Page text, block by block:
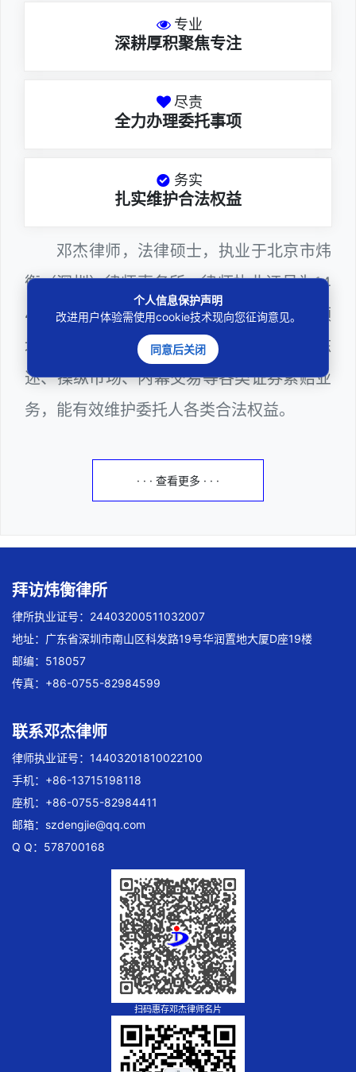
专业
深耕厚积聚焦专注
尽责
全力办理委托事项
务实
扎实维护合法权益
邓杰律师，法律硕士，执业于北京市炜
衡（深圳）律师事务所，律师执业证号为14
403201810022100。邓杰律师熟悉证券领
域法律诉讼，擅长处理欺诈发行、虚假陈
述、操纵市场、内幕交易等各类证券索赔业
务，能有效维护委托人各类合法权益。
· · · 查看更多 · · ·
拜访炜衡律所
律所执业证号：24403200511032007
地址：广东省深圳市南山区科发路19号华润置地大厦D座19楼
邮编：518057
传真：+86-0755-82984599
联系邓杰律师
律师执业证号：14403201810022100
手机：+86-13715198118
座机：+86-0755-82984411
邮箱： szdengjie@qq.com
Q Q：578700168
扫码惠存邓杰律师名片
个人信息保护声明
改进用户体验需使用cookie技术现向您征询意见。
同意后关闭